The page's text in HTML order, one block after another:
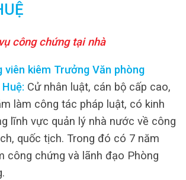
công chứng tại nhà
viên kiêm Trưởng Văn phòng
Cử nhân luật, cán bộ cấp cao,
làm công tác pháp luật, có kinh
lĩnh vực quản lý nhà nước về công
quốc tịch. Trong đó có 7 năm
công chứng và lãnh đạo Phòng